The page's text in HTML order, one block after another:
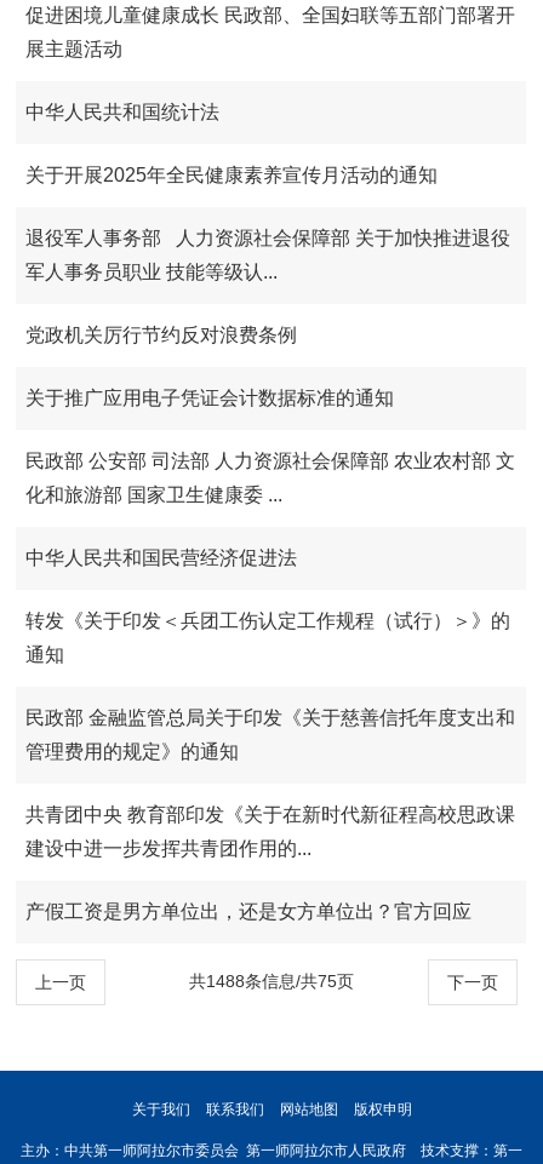
促进困境儿童健康成长 民政部、全国妇联等五部门部署开
展主题活动
中华人民共和国统计法
关于开展2025年全民健康素养宣传月活动的通知
退役军人事务部 人力资源社会保障部 关于加快推进退役
军人事务员职业 技能等级认...
党政机关厉行节约反对浪费条例
关于推广应用电子凭证会计数据标准的通知
民政部 公安部 司法部 人力资源社会保障部 农业农村部 文
化和旅游部 国家卫生健康委 ...
中华人民共和国民营经济促进法
转发《关于印发＜兵团工伤认定工作规程（试行）＞》的
通知
民政部 金融监管总局关于印发《关于慈善信托年度支出和
管理费用的规定》的通知
共青团中央 教育部印发《关于在新时代新征程高校思政课
建设中进一步发挥共青团作用的...
产假工资是男方单位出，还是女方单位出？官方回应
上一页 下一页
共1488条信息/共75页
关于我们 联系我们 网站地图 版权申明
主办：中共第一师阿拉尔市委员会 第一师阿拉尔市人民政府 技术支撑：第一